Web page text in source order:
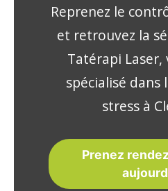
Reprenez le
et retrouvez la
Tatérapi
spécialisé dans
stress à
Prenez